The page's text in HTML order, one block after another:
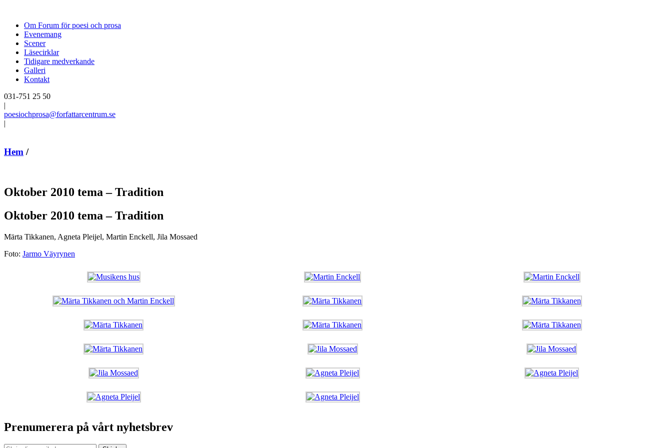
Om Forum för poesi och prosa
Evenemang
Scener
Läsecirklar
Tidigare medverkande
Galleri
Kontakt
031-751 25 50
|
poesiochprosa@forfattarcentrum.se
|
Hem /
Oktober 2010 tema – Tradition
Oktober 2010 tema – Tradition
Märta Tikkanen, Agneta Pleijel, Martin Enckell, Jila Mossaed
Foto: Jarmo Väyrynen
Prenumerera på vårt nyhetsbrev